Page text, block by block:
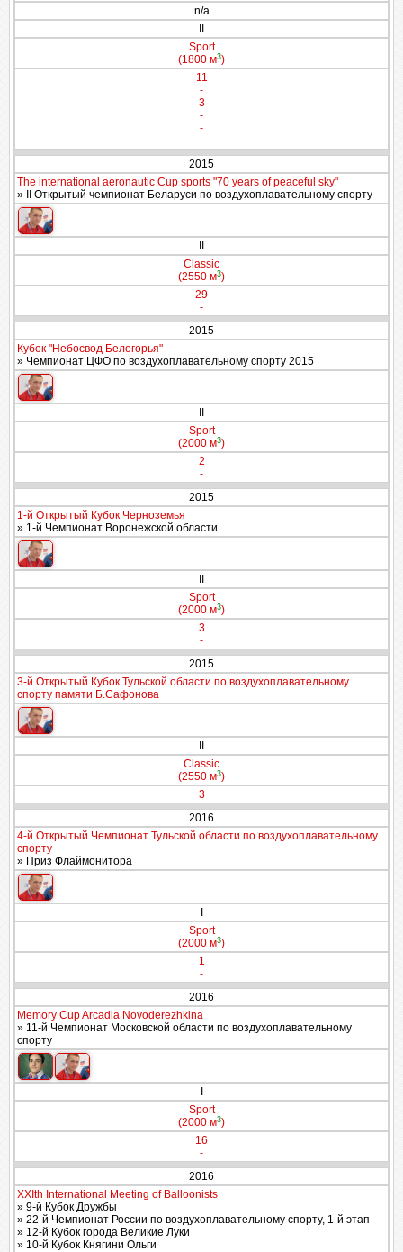
n/a
Sport
(1800 м3)
11
-
3
-
-
-
2015
The international aeronautic Cup sports "70 years of peaceful sky"
» II Открытый чемпионат Беларуси по воздухоплавательному спорту
Classic
(2550 м3)
29
-
2015
Кубок "Небосвод Белогорья"
» Чемпионат ЦФО по воздухоплавательному спорту 2015
Sport
(2000 м3)
2
-
2015
1-й Открытый Кубок Черноземья
» 1-й Чемпионат Воронежской области
Sport
(2000 м3)
3
-
2015
3-й Открытый Кубок Тульской области по воздухоплавательному
спорту памяти Б.Сафонова
Classic
(2550 м3)
3
2016
4-й Открытый Чемпионат Тульской области по воздухоплавательному
спорту
» Приз Флаймонитора
Sport
(2000 м3)
1
-
2016
Memory Cup Arcadia Novoderezhkina
» 11-й Чемпионат Московской области по воздухоплавательному
спорту
Sport
(2000 м3)
16
-
2016
XXIth International Meeting of Balloonists
» 9-й Кубок Дружбы
» 22-й Чемпионат России по воздухоплавательному спорту, 1-й этап
» 12-й Кубок города Великие Луки
» 10-й Кубок Княгини Ольги